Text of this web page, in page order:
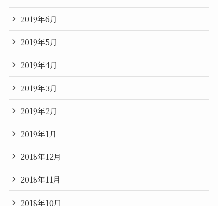
2019年6月
2019年5月
2019年4月
2019年3月
2019年2月
2019年1月
2018年12月
2018年11月
2018年10月